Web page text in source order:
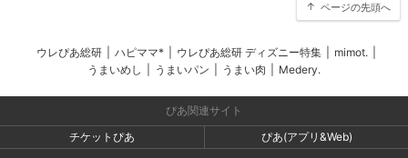
ページの先頭へ
ウレぴあ総研 ハピママ* ウレぴあ総研 ディズニー特集 mimot.
うまいめし
うまいパン うまい肉 Medery.
ぴあ関連サイト
チケットぴあ
ぴあ(アプリ&Web)